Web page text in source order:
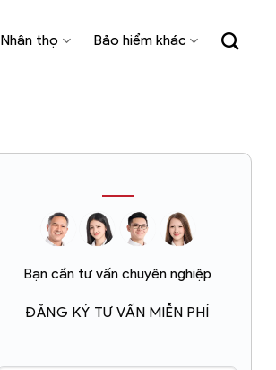
Nhân thọ Bảo hiểm khác
Bạn cần tư vấn chuyên nghiệp
ĐĂNG KÝ TƯ VẤN MIỄN PHÍ